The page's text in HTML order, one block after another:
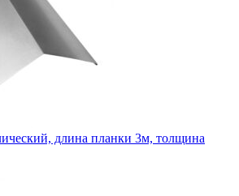
длина планки 3м, толщина